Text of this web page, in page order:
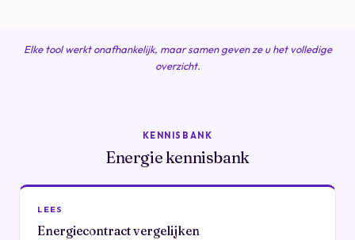
Elke tool werkt onafhankelijk, maar samen geven ze u het volledige
overzicht.
KENNISBANK
Energie kennisbank
LEES
Energiecontract vergelijken